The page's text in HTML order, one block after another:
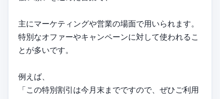
主にマーケティングや営業の場面で用いられます。
特別なオファーやキャンペーンに対して使われるこ
とが多いです。
例えば、
「この特別割引は今月末までですので、ぜひご利用